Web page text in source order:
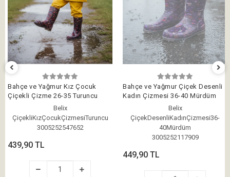
Bahçe ve Yağmur Kız Çocuk
Çiçekli Çizme 26-35 Turuncu
Belix
ÇiçekliKızÇocukÇizmesiTuruncu
3005252547652
439,90 TL
Bahçe ve Yağmur Çiçek Desenli
Kadın Çizmesi 36-40 Mürdüm
Belix
ÇiçekDesenliKadınÇizmesi36-
40Mürdüm
3005252117909
449,90 TL